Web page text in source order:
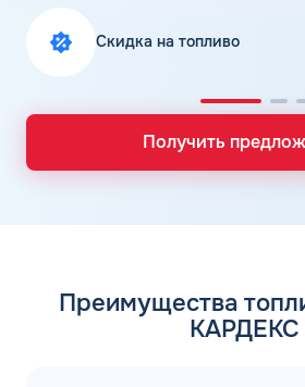
Скидка на топливо
Получить
Преимущества
КАРДЕКС